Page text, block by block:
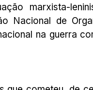
marxista-
Nacional de
na guerra